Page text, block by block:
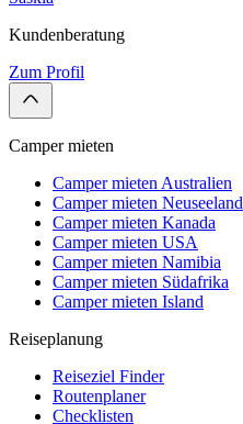
Kundenberatung
Zum Profil
Camper mieten
Camper mieten Australien
Camper mieten Neuseeland
Camper mieten Kanada
Camper mieten USA
Camper mieten Namibia
Camper mieten Südafrika
Camper mieten Island
Reiseplanung
Reiseziel Finder
Routenplaner
Checklisten